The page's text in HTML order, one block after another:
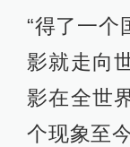
“得了一个
影就走向
影在全世
个现象至